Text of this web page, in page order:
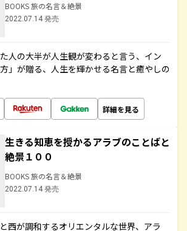
BOOKS 旅の名言＆絶景
2022.07.14 発売
人の大半が人生観が変わると言う、イン
」が贈る、人生を輝かせる名言と癒やしの
詳細を見る
生きる知恵を授かるアラブのことばと
絶景１００
BOOKS 旅の名言＆絶景
2022.07.14 発売
西が調和するオリエンタルな世界、アラ